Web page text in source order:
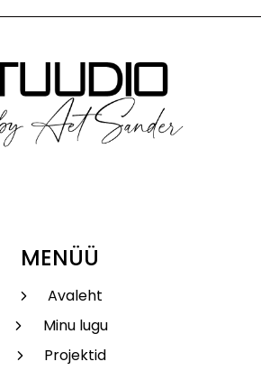
MENÜÜ
Avaleht
Minu lugu
Projektid